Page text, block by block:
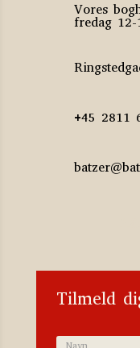
Vores
fredag 12-
+45 2811
Tilmeld